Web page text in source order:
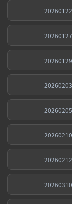
20260122
20260127
20260129
20260203
20260205
20260210
20260212
20260310